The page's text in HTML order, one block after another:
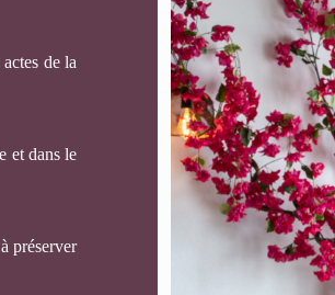
de la
et dans le
préserver